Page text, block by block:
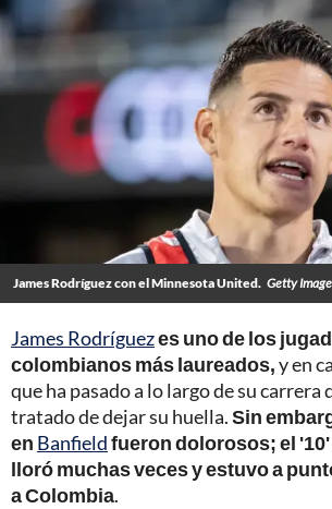
James Rodríguez con el Minnesota United. Getty
James Rodríguezes uno de los
colombianos más laureados,y en
que ha pasado a lo largo de su carrera
tratado de dejar su huella.Sin
en Banfieldfueron dolorosos; el
lloró muchas veces y estuvo a
a Colombia.